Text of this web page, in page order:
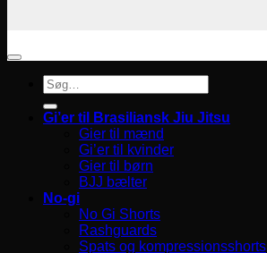
Søg
efter:
Gi’er til Brasiliansk Jiu Jitsu
Gier til mænd
Gi’er til kvinder
Gier til børn
BJJ bælter
No-gi
No Gi Shorts
Rashguards
Spats og kompressionsshorts